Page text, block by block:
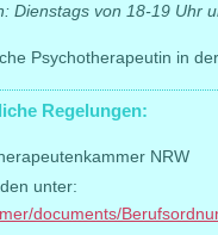
Dienstags von 18-19 Uhr
Psychotherapeutin in
Regelungen:
NRW
unter:
documents/